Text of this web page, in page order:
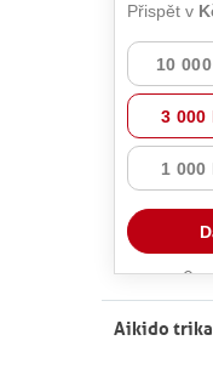
Aikido